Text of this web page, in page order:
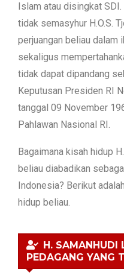
Islam atau disingkat
tidak semasyhur H.O.S.
perjuangan beliau dalam
sekaligus
tidak dapat dipandang
Keputusan Presiden RI
tanggal 09 November
Pahlawan Nasional RI.
Bagaimana kisah hidup
beliau diabadikan
Indonesia? Berikut
hidup beliau.
H. SAMANHUDI
PEDAGANG YANG